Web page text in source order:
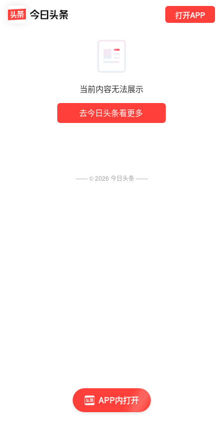
当前内容无法展示
去今日头条看更多
打开APP
APP内打开
—— ©2026 今日头条 ——